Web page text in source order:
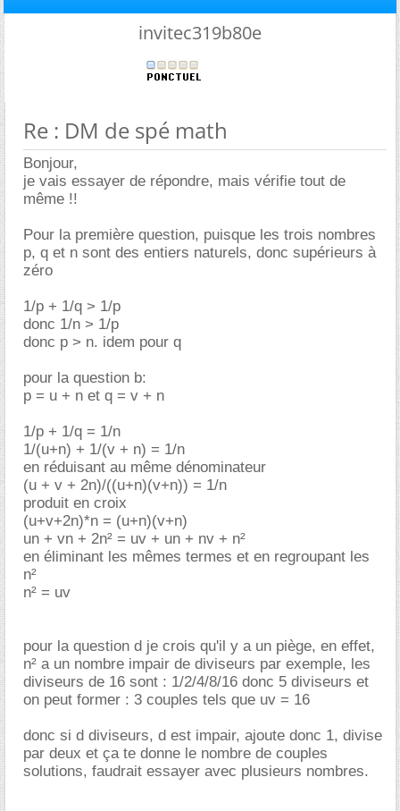
invitec319b80e
Re : DM de spé math
Bonjour,
je vais essayer de répondre, mais vérifie tout de
même !!
Pour la première question, puisque les trois nombres
p, q et n sont des entiers naturels, donc supérieurs à
zéro
1/p + 1/q > 1/p
donc 1/n > 1/p
donc p > n. idem pour q
pour la question b:
p = u + n et q = v + n
1/p + 1/q = 1/n
1/(u+n) + 1/(v + n) = 1/n
en réduisant au même dénominateur
(u + v + 2n)/((u+n)(v+n)) = 1/n
produit en croix
(u+v+2n)*n = (u+n)(v+n)
un + vn + 2n² = uv + un + nv + n²
en éliminant les mêmes termes et en regroupant les
n²
n² = uv
pour la question d je crois qu'il y a un piège, en effet,
n² a un nombre impair de diviseurs par exemple, les
diviseurs de 16 sont : 1/2/4/8/16 donc 5 diviseurs et
on peut former : 3 couples tels que uv = 16
donc si d diviseurs, d est impair, ajoute donc 1, divise
par deux et ça te donne le nombre de couples
solutions, faudrait essayer avec plusieurs nombres.